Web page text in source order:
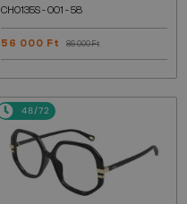
CH0135S - 001 - 58
56 000 Ft 86 000 Ft
48/72